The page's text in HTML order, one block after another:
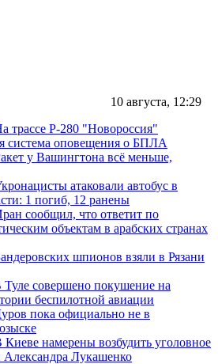
10 августа, 12:29
трассе Р-280 "Новороссия"
система оповещения о БПЛА
у Вашингтона всё меньше,
атаковали автобус в
1 погиб, 12 ранены
сообщил, что ответит по
объектам в арабских странах
шпионов взяли в Рязани
Туле совершено покушение на
беспилотной авиации
пока официально не в
Киеве намерены возбудить уголовное
Лукашенко